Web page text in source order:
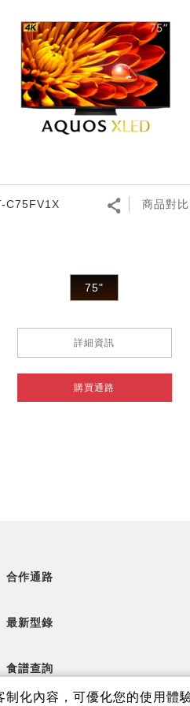
C75FV1X 商品對比
75"
詳細資訊
購買通路
合作通路
最新型錄
食譜查詢
化內容，可優化您的使用體